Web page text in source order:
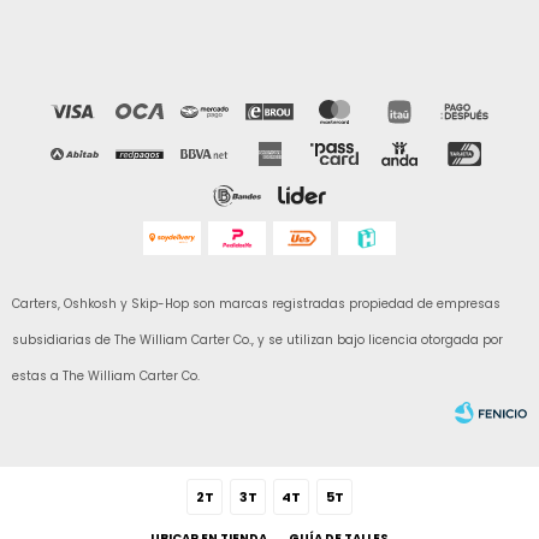
2T 3T 4T 5T
Carters, Oshkosh y Skip-Hop son marcas registradas propiedad de empresas
subsidiarias de The William Carter Co., y se utilizan bajo licencia otorgada por
estas a The William Carter Co.